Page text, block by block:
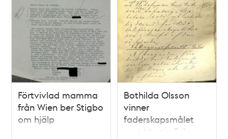
Förtvivlad mamma
från Wien ber Stigbo
om hjälp
Bothilda Olsson
vinner
faderskapsmålet
mot Martin Eriksson